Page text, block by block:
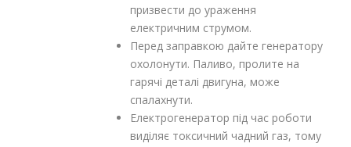
призвести до ураження
електричним струмом.
Перед заправкою дайте генератору
охолонути. Паливо, пролите на
гарячі деталі двигуна, може
спалахнути.
Електрогенератор під час роботи
виділяє токсичний чадний газ, тому